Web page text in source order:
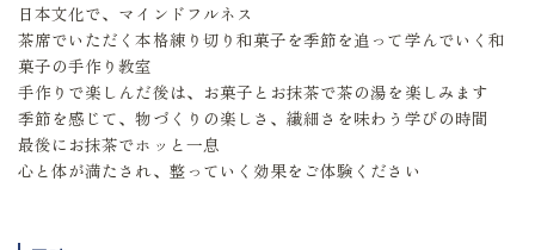
日本文化で、マインドフルネス
茶席でいただく本格練り切り和菓子を季節を追って学んでいく和
菓子の手作り教室
手作りで楽しんだ後は、お菓子とお抹茶で茶の湯を楽しみます
季節を感じて、物づくりの楽しさ、繊細さを味わう学びの時間
最後にお抹茶でホッと一息
心と体が満たされ、整っていく効果をご体験ください